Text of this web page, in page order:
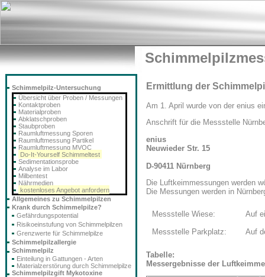
Ermittlung der
Am 1. April wurde von der enius
Anschrift für die Messstelle
enius
Neuwieder Str. 15
D-90411 Nürnberg
Die Luftkeimmessungen werden
Die Messungen werden in
Messstelle Wiese:
Auf
Messstelle Parkplatz:
Auf
Tabelle:
Messergebnisse der
Schimmelpilz-Untersuchung
Übersicht über Proben / Messungen
Kontaktproben
Materialproben
Abklatschproben
Staubproben
Raumluftmessung Sporen
Raumluftmessung Partikel
Raumluftmessung MVOC
Do-It-Yourself Schimmeltest
Sedimentationsprobe
Analyse im Labor
Milbentest
Nährmedien
kostenloses Angebot anfordern
Allgemeines zu Schimmelpilzen
Krank durch Schimmelpilze?
Gefährdungspotential
Risikoeinstufung von Schimmelpilzen
Grenzwerte für Schimmelpilze
Schimmelpilzallergie
Schimmelpilz
Einteilung in Gattungen - Arten
Materialzerstörung durch Schimmelpilze
Schimmelpilzgift Mykotoxine